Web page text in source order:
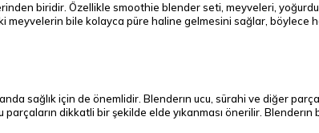
biridir. Özellikle smoothie blender seti, meyveleri,
meyvelerin bile kolayca püre haline gelmesini sağlar, böylece
sağlık için de önemlidir. Blenderın ucu, sürahi ve diğer
dikkatli bir şekilde elde yıkanması önerilir. Blenderın